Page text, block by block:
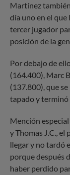
Martínez
día uno en el que
tercer jugador
posición de la
Por debajo de
(164.400), Marc
(137.800), que
tapado y terminó
Mención
y Thomas J.C.,
llegar y no tardó
porque después
haber perdido